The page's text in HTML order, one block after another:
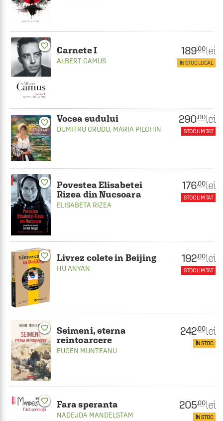
favorite_border Carnete I
ALBERT CAMUS
189.00 lei
ÎN STOC LOCAL
favorite_border Vocea sudului
DUMITRU CRUDU, MARIA PILCHIN
290.00 lei
STOC LIMITAT
favorite_border
Povestea Elisabetei
Rizea din Nucsoara
ELISABETA RIZEA
176.00 lei
STOC LIMITAT
favorite_border Livrez colete in Beijing
HU ANYAN
192.00 lei
STOC LIMITAT
favorite_border
Seimeni, eterna
reintoarcere
EUGEN MUNTEANU
242.00 lei
ÎN STOC
favorite_border Fara speranta
NADEJDA MANDELSTAM
205.00 lei
ÎN STOC